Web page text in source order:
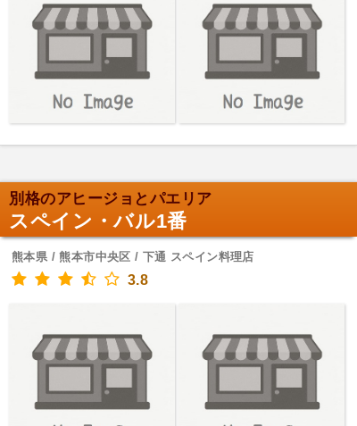
別格のアヒージョとパエリア
スペイン・バル1番
熊本県 / 熊本市中央区 / 下通 スペイン料理店
3.8